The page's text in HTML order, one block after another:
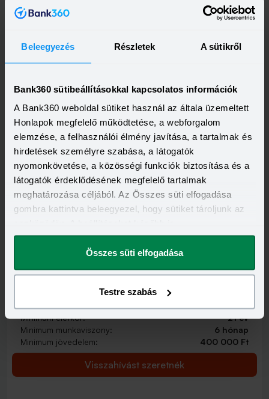
Beleegyezés Részletek A sütikről
Bank360 sütibeállításokkal kapcsolatos információk
A Bank360 weboldal sütiket használ az általa üzemeltett
Honlapok megfelelő működtetése, a webforgalom
elemzése, a felhasználói élmény javítása, a tartalmak és
hirdetések személyre szabása, a látogatók
nyomonkövetése, a közösségi funkciók biztosítása és a
látogatók érdeklődésének megfelelő tartalmak
meghatározása céljából. Az Összes süti elfogadása
gombra kattintva beleegyezel, hogy sütiket tároljunk az
megváltoztathatod.
Összes süti elfogadása
Testre szabás
500 000 - 15 000 000 Ft
13,20 - 21,10% 10,99 - 18,49%
KEDVEZMÉNY FELTÉTELEI
Minimum életkor:
21 év
Minimum munkaviszony:
Minimum jövedelem:
Visszahívást szeretnék
OTP Otthon Személyi Kölcsön
2 000 000 - 15 000 000 Ft
12,70 - 14,99% 9,99 - 13,49%
Minimum életkor:
21 év
Minimum munkaviszony:
6 hónap
Minimum jövedelem:
400 000 Ft
Visszahívást szeretnék